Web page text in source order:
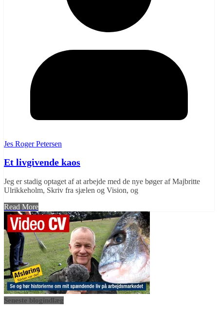
Jes Roger Petersen
Et livgivende kaos
Jeg er stadig optaget af at arbejde med de nye bøger af Majbritte
Ulrikkeholm, Skriv fra sjælen og Vision, og
Read More
Seneste blogindlæg